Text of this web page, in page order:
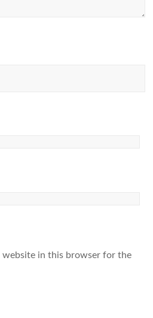
website in this browser for the